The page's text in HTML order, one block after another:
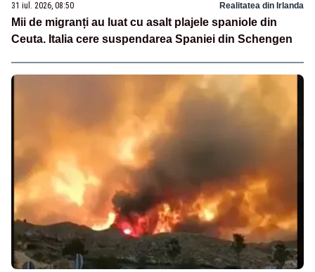
31 iul. 2026, 08:50 Realitatea din Irlanda
Mii de migranți au luat cu asalt plajele spaniole din
Ceuta. Italia cere suspendarea Spaniei din Schengen